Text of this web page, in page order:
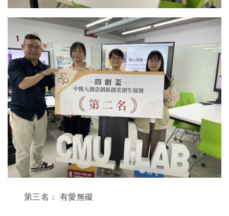
第三名： 有愛無礙